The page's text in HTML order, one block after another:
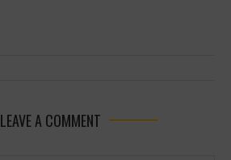
LEAVE A COMMENT